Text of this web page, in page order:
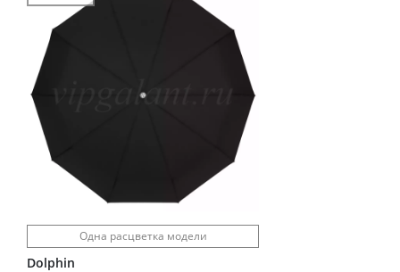
Одна расцветка модели
Dolphin